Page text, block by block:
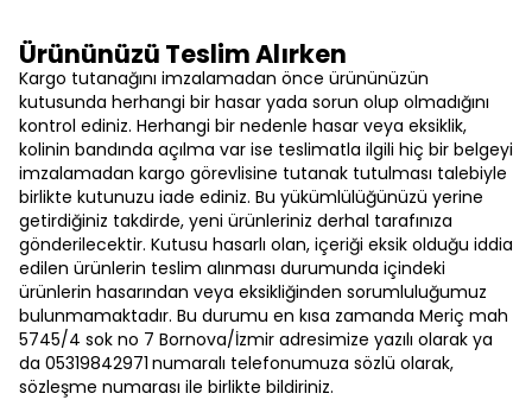
Ürününüzü Teslim Alırken
Kargo tutanağını imzalamadan önce ürününüzün
kutusunda herhangi bir hasar yada sorun olup olmadığını
kontrol ediniz. Herhangi bir nedenle hasar veya eksiklik,
kolinin bandında açılma var ise teslimatla ilgili hiç bir belgeyi
imzalamadan kargo görevlisine tutanak tutulması talebiyle
birlikte kutunuzu iade ediniz. Bu yükümlülüğünüzü yerine
getirdiğiniz takdirde, yeni ürünleriniz derhal tarafınıza
gönderilecektir. Kutusu hasarlı olan, içeriği eksik olduğu iddia
edilen ürünlerin teslim alınması durumunda içindeki
ürünlerin hasarından veya eksikliğinden sorumluluğumuz
bulunmamaktadır. Bu durumu en kısa zamanda Meriç mah
5745/4 sok no 7 Bornova/İzmir adresimize yazılı olarak ya
da 05319842971 numaralı telefonumuza sözlü olarak,
sözleşme numarası ile birlikte bildiriniz.